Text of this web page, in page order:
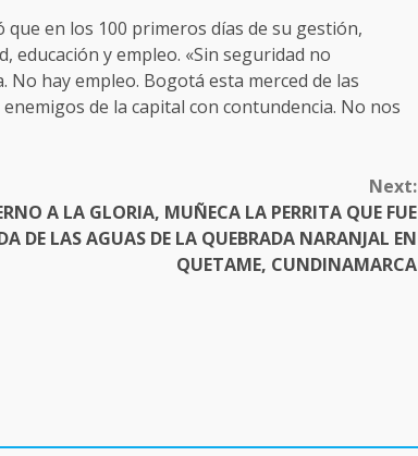
en los 100 primeros días de su gestión,
y empleo. «Sin seguridad no
No hay empleo. Bogotá esta merced de las
de la capital con contundencia. No nos
Next:
A LA GLORIA, MUÑECA LA PERRITA QUE FUE
DE LAS AGUAS DE LA QUEBRADA NARANJAL EN
QUETAME, CUNDINAMARCA